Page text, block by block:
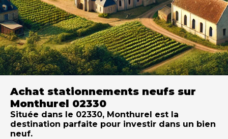
Achat stationnements neufs sur
Monthurel 02330
Située dans le 02330, Monthurel est la
destination parfaite pour investir dans un bien
neuf.